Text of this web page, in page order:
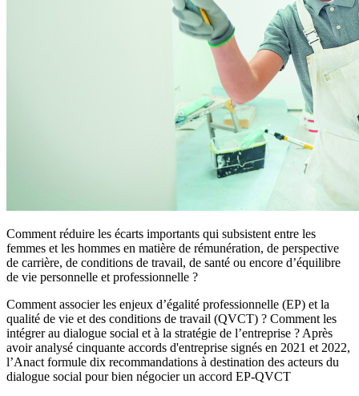
Comment réduire les écarts importants qui subsistent entre les
femmes et les hommes en matière de rémunération, de perspective
de carrière, de conditions de travail, de santé ou encore d’équilibre
de vie personnelle et professionnelle ?
Comment associer les enjeux d’égalité professionnelle (EP) et la
qualité de vie et des conditions de travail (QVCT) ? Comment les
intégrer au dialogue social et à la stratégie de l’entreprise ? Après
avoir analysé cinquante accords d'entreprise signés en 2021 et 2022,
l’Anact formule dix recommandations à destination des acteurs du
dialogue social pour bien négocier un accord EP-QVCT